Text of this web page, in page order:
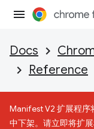
Docs
Reference
Manifest V2 扩展程序
中下架。请立即将扩